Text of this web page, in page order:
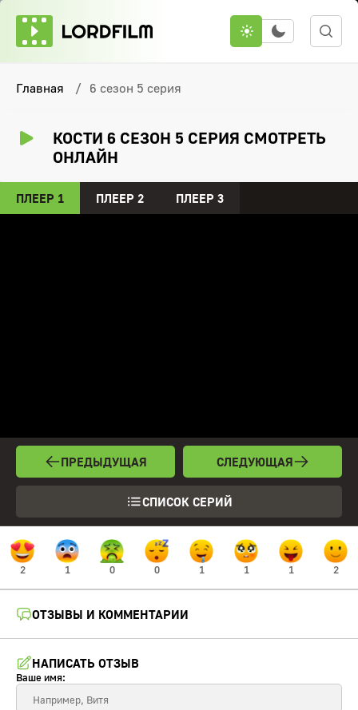
Главная 6 сезон 5 серия
КОСТИ 6 СЕЗОН 5 СЕРИЯ СМОТРЕТЬ
ОНЛАЙН
ПЛЕЕР 1 ПЛЕЕР 2 ПЛЕЕР 3
ПРЕДЫДУЩАЯ
СПИСОК СЕРИЙ
СЛЕДУЮЩАЯ
2 1 0 0 1 1 1 2
ОТЗЫВЫ И КОММЕНТАРИИ
НАПИСАТЬ ОТЗЫВ
Ваше имя: